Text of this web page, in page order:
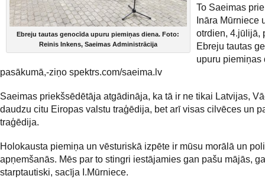
Ebreju tautas genocīda upuru piemiņas diena. Foto:
Reinis Inkens, Saeimas Administrācija
To Saeimas
Ināra Mūrniece
otrdien, 4.jūlijā,
Ebreju tautas
upuru piemiņas
pasākumā,-ziņo spektrs.com/saeima.lv
Saeimas priekšsēdētāja atgādināja, ka tā ir ne tikai Latvijas,
daudzu citu Eiropas valstu traģēdija, bet arī visas cilvēces un
traģēdija.
Holokausta piemiņa un vēsturiskā izpēte ir mūsu morālā un
apņemšanās. Mēs par to stingri iestājamies gan pašu mājās,
starptautiski, sacīja I.Mūrniece.